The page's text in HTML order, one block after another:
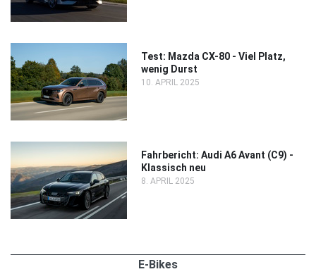
Test: Mazda CX-80 - Viel Platz,
wenig Durst
10. APRIL 2025
Fahrbericht: Audi A6 Avant (C9) -
Klassisch neu
8. APRIL 2025
E-Bikes